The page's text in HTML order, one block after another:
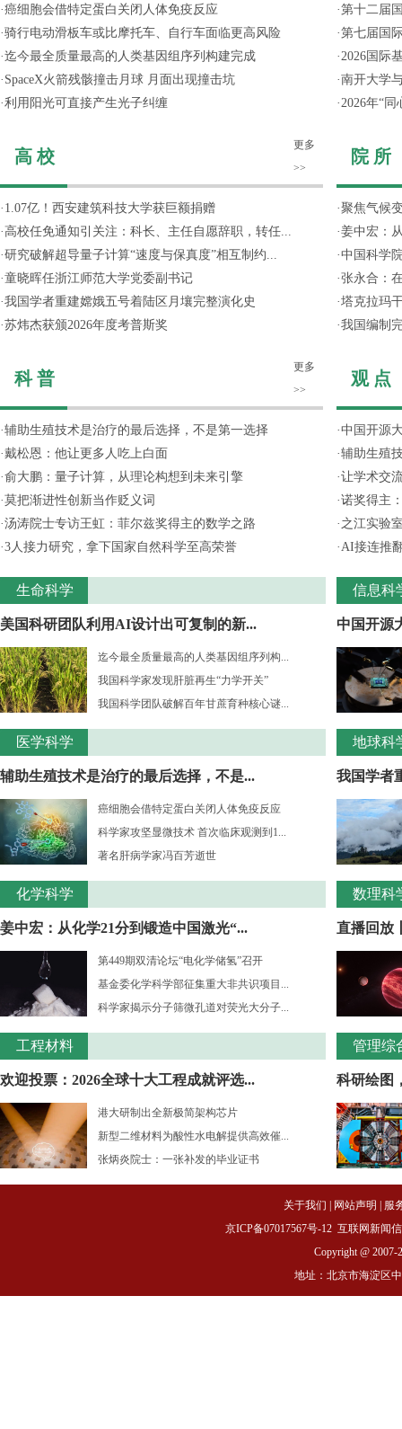
·癌细胞会借特定蛋白关闭人体免疫反应
·骑行电动滑板车或比摩托车、自行车面临更高风险
·迄今最全质量最高的人类基因组序列构建完成
· SpaceX火箭残骸撞击月球 月面出现撞击坑
·利用阳光可直接产生光子纠缠
高 校
更多
>>
· 1.07亿！西安建筑科技大学获巨额捐赠
· 高校任免通知引关注：科长、主任自愿辞职，转任...
·研究破解超导量子计算“速度与保真度”相互制约...
·童晓晖任浙江师范大学党委副书记
·我国学者重建嫦娥五号着陆区月壤完整演化史
·苏炜杰获颁2026年度考普斯奖
科 普
更多
>>
·辅助生殖技术是治疗的最后选择，不是第一选择
·戴松恩：他让更多人吃上白面
·俞大鹏：量子计算，从理论构想到未来引擎
·莫把渐进性创新当作贬义词
·汤涛院士专访王虹：菲尔兹奖得主的数学之路
·3人接力研究，拿下国家自然科学至高荣誉
生命科学
美国科研团队利用AI设计出可复制的新...
迄今最全质量最高的人类基因组序列构...
我国科学家发现肝脏再生“力学开关”
我国科学团队破解百年甘蔗育种核心谜...
医学科学
辅助生殖技术是治疗的最后选择，不是...
癌细胞会借特定蛋白关闭人体免疫反应
科学家攻坚显微技术 首次临床观测到1...
著名肝病学家冯百芳逝世
化学科学
姜中宏：从化学21分到锻造中国激光“...
第449期双清论坛“电化学储氢”召开
基金委化学科学部征集重大非共识项目...
科学家揭示分子筛微孔道对荧光大分子...
工程材料
欢迎投票：2026全球十大工程成就评选...
港大研制出全新极简架构芯片
新型二维材料为酸性水电解提供高效催...
张炳炎院士：一张补发的毕业证书
·第十二届
·第七届国
·2026国际
·南开大学
·2026年“
院 所
·聚焦气候
·姜中宏：
·中国科学
·张永合：
·塔克拉玛
·我国编制
观 点
·中国开源
·辅助生殖
·让学术交
·诺奖得主
· 之江实验
·AI接连推
信息科
中国开源
地球科
我国学者
数理科
直播回放
管理综
科研绘图
关于我们 网站声明
服
京ICP备07017567号-12 互联网新闻
Copyright @ 2007-
地址：北京市海淀区